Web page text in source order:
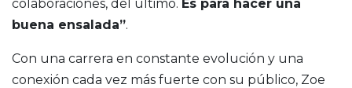
colaboraciones, del último. Es para hacer una
buena ensalada”.
Con una carrera en constante evolución y una
conexión cada vez más fuerte con su público, Zoe